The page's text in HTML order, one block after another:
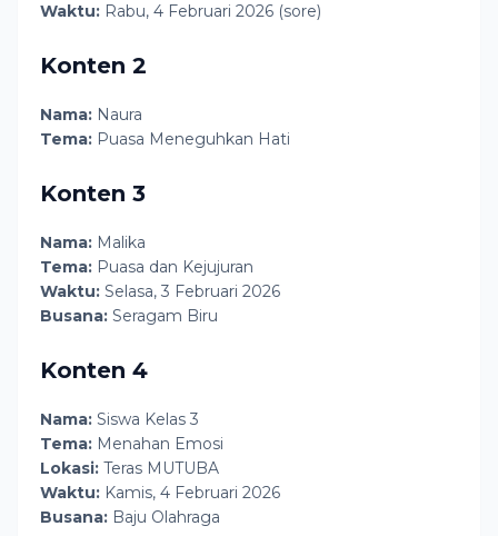
Waktu: Rabu, 4 Februari 2026 (sore)
Konten 2
Nama: Naura
Tema: Puasa Meneguhkan Hati
Konten 3
Nama: Malika
Tema: Puasa dan Kejujuran
Waktu: Selasa, 3 Februari 2026
Busana: Seragam Biru
Konten 4
Nama: Siswa Kelas 3
Tema: Menahan Emosi
Lokasi: Teras MUTUBA
Waktu: Kamis, 4 Februari 2026
Busana: Baju Olahraga